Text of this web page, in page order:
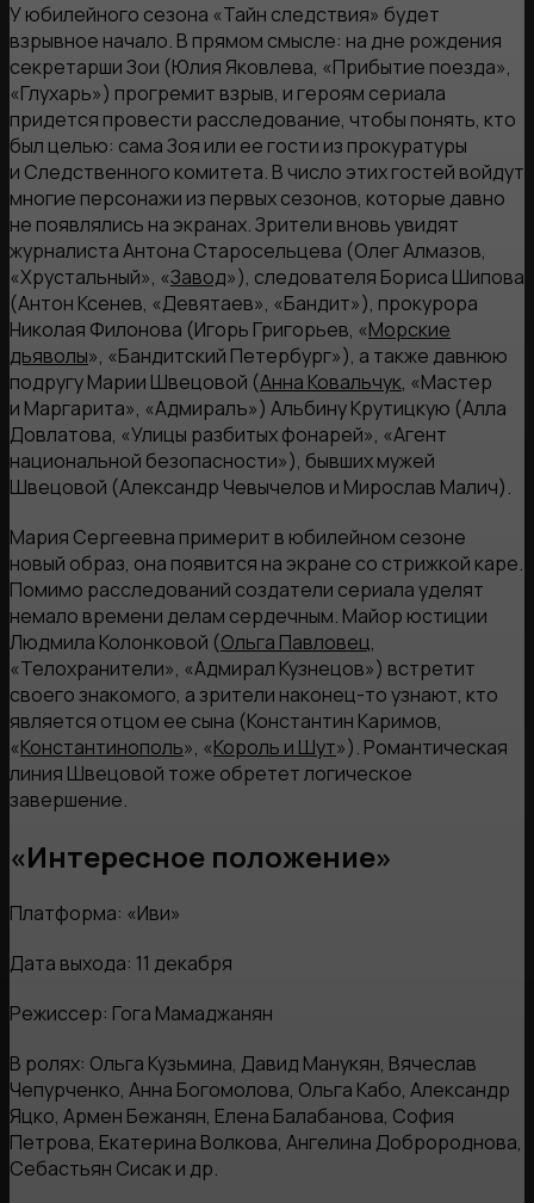
У юбилейного сезона «Тайн следствия» будет
взрывное начало. В прямом смысле: на дне рождения
секретарши Зои (Юлия Яковлева, «Прибытие поезда»,
«Глухарь») прогремит взрыв, и героям сериала
придется провести расследование, чтобы понять, кто
был целью: сама Зоя или ее гости из прокуратуры
и Следственного комитета. В число этих гостей войдут
многие персонажи из первых сезонов, которые давно
не появлялись на экранах. Зрители вновь увидят
журналиста Антона Старосельцева (Олег Алмазов,
«Хрустальный», «Завод»), следователя Бориса Шипова
(Антон Ксенев, «Девятаев», «Бандит»), прокурора
Николая Филонова (Игорь Григорьев, «Морские
дьяволы», «Бандитский Петербург»), а также давнюю
подругу Марии Швецовой (Анна Ковальчук, «Мастер
и Маргарита», «Адмиралъ») Альбину Крутицкую (Алла
Довлатова, «Улицы разбитых фонарей», «Агент
национальной безопасности»), бывших мужей
Швецовой (Александр Чевычелов и Мирослав Малич).
Мария Сергеевна примерит в юбилейном сезоне
новый образ, она появится на экране со стрижкой каре.
Помимо расследований создатели сериала уделят
немало времени делам сердечным. Майор юстиции
Людмила Колонковой (Ольга Павловец,
«Телохранители», «Адмирал Кузнецов») встретит
своего знакомого, а зрители наконец-то узнают, кто
является отцом ее сына (Константин Каримов,
«Константинополь», «Король и Шут»). Романтическая
линия Швецовой тоже обретет логическое
завершение.
«Интересное положение»
Платформа: «Иви»
Дата выхода: 11 декабря
Режиссер: Гога Мамаджанян
В ролях: Ольга Кузьмина, Давид Манукян, Вячеслав
Чепурченко, Анна Богомолова, Ольга Кабо, Александр
Яцко, Армен Бежанян, Елена Балабанова, София
Петрова, Екатерина Волкова, Ангелина Добророднова,
Себастьян Сисак и др.